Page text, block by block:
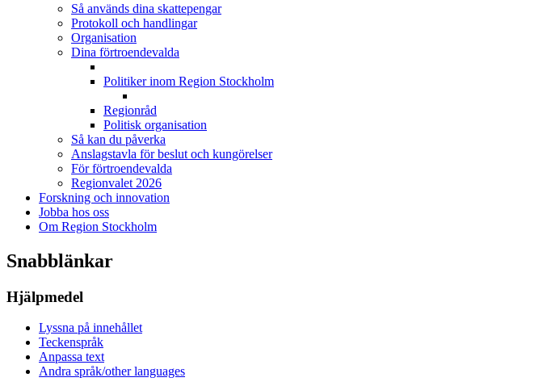
Så används dina skattepengar
Protokoll och handlingar
Organisation
Dina förtroendevalda
Politiker inom Region Stockholm
Regionråd
Politisk organisation
Så kan du påverka
Anslagstavla för beslut och kungörelser
För förtroendevalda
Regionvalet 2026
Forskning och innovation
Jobba hos oss
Om Region Stockholm
Snabblänkar
Hjälpmedel
Lyssna på innehållet
Teckenspråk
Anpassa text
Andra språk/other languages